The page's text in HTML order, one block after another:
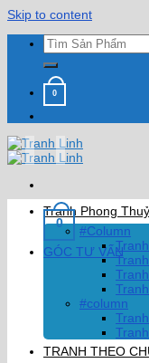
Skip to content
0
0
GÓC TƯ VẤN
Tranh Phong Thuỷ
#Column
#column
TRANH THEO